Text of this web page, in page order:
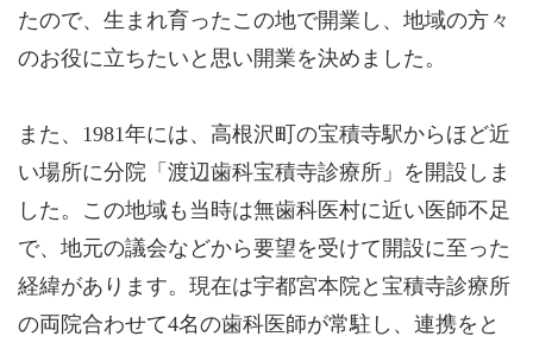
たので、生まれ育ったこの地で開業し、地域の方々
のお役に立ちたいと思い開業を決めました。
また、1981年には、高根沢町の宝積寺駅からほど近
い場所に分院「渡辺歯科宝積寺診療所」を開設しま
した。この地域も当時は無歯科医村に近い医師不足
で、地元の議会などから要望を受けて開設に至った
経緯があります。現在は宇都宮本院と宝積寺診療所
の両院合わせて4名の歯科医師が常駐し、連携をと